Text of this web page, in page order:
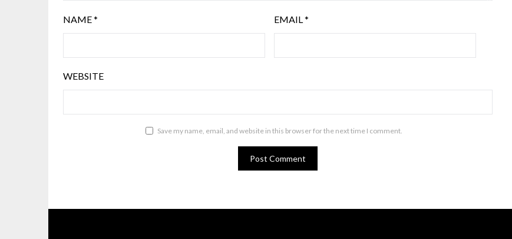
NAME* EMAIL*
WEBSITE
Save my name, email, and website in this browser for the next time I comment.